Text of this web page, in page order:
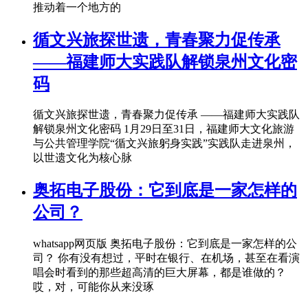
推动着一个地方的
循文兴旅探世遗，青春聚力促传承
——福建师大实践队解锁泉州文化密
码
循文兴旅探世遗，青春聚力促传承 ——福建师大实践队
解锁泉州文化密码 1月29日至31日，福建师大文化旅游
与公共管理学院“循文兴旅躬身实践”实践队走进泉州，
以世遗文化为核心脉
奥拓电子股份：它到底是一家怎样的
公司？
whatsapp网页版 奥拓电子股份：它到底是一家怎样的公
司？ 你有没有想过，平时在银行、在机场，甚至在看演
唱会时看到的那些超高清的巨大屏幕，都是谁做的？
哎，对，可能你从来没琢